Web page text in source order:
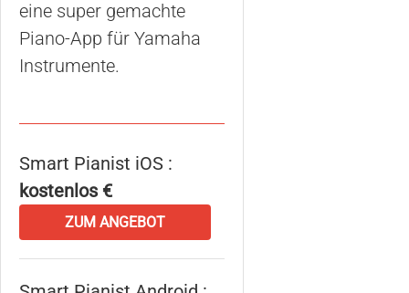
eine super gemachte
Piano-App für Yamaha
Instrumente.
Smart Pianist iOS :
kostenlos €
ZUM ANGEBOT